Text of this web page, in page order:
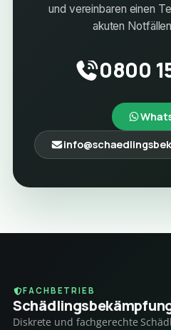
und vereinbaren einen
akuten
0800
FACHBETRIEB
Diskrete und fachgerechte